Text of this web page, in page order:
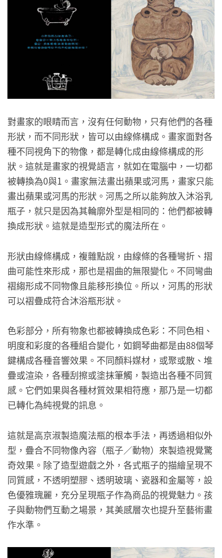
對畫家的眼睛而言，沒有任何動物，只有他們的各種
形狀，而不同形狀，皆可以由線條構成。畫家面對各
種不同視角下的物像，都是轉化成由線條構成的形
狀。這就是畫家的視覺語言，就如在電腦中，一切都
被轉換為0與1。畫家無法畫出蘋果或河馬，畫家只能
畫出蘋果或河馬的形狀。河馬之所以能夠放入沐浴乳
瓶子，就只是因為其輪廓外型是相同的：他們都被轉
換成形狀。這就是造型形式的魔法所在。
形狀由線條構成，複雜點說，由線條的各種彎折、摺
曲可能性來形成，那也是褶曲的無限變化。不同彎曲
褶縐形成不同物像且能移形換位。所以，河馬的形狀
可以褶疊成符合沐浴瓶形狀。
色彩部分，所有物象也都被轉換成色彩：不同色相、
明度和彩度的各種組合變化，如鋼琴曲都是由88個琴
鍵構成各種音響效果。不同顏料媒材，或聚或散、堆
疊或渲染，各種刮擦或塗抹筆觸，製造出各種不同質
感。它們如果與各種材質效果相符應，那乃是一切都
已轉化為純視覺的訊息。
這就是高京淑製造魔法瓶的根本手法，再透過相似外
型，疊合不同物像內容（瓶子／動物）來製造視覺驚
奇效果。除了造型遊戲之外，各式瓶子的描繪呈現不
同質感，不透明塑膠、透明玻璃、瓷器和金屬等，設
色優雅瑰麗，充分呈現瓶子作為商品的視覺魅力。孩
子與動物們互動之場景，其美感層次也提升至藝術畫
作水準。